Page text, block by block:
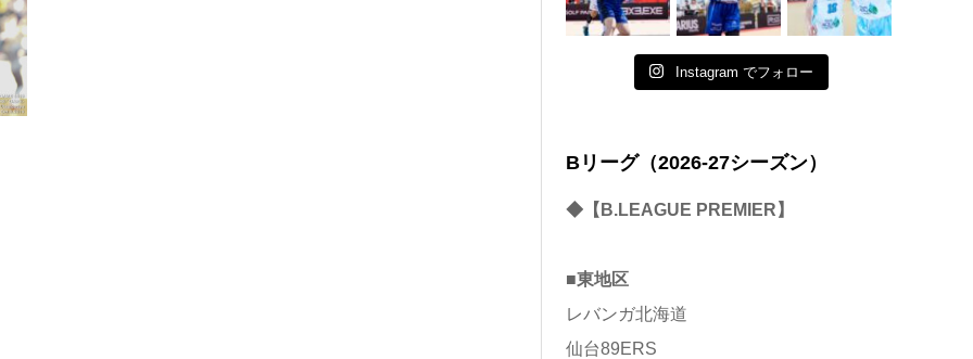
Instagram でフォロー
Bリーグ（2026-27シーズン）
◆【B.LEAGUE PREMIER】
■東地区
レバンガ北海道
仙台89ERS